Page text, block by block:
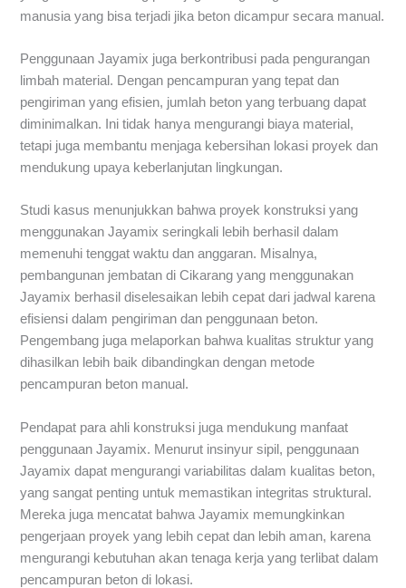
manusia yang bisa terjadi jika beton dicampur secara manual.
Penggunaan Jayamix juga berkontribusi pada pengurangan
limbah material. Dengan pencampuran yang tepat dan
pengiriman yang efisien, jumlah beton yang terbuang dapat
diminimalkan. Ini tidak hanya mengurangi biaya material,
tetapi juga membantu menjaga kebersihan lokasi proyek dan
mendukung upaya keberlanjutan lingkungan.
Studi kasus menunjukkan bahwa proyek konstruksi yang
menggunakan Jayamix seringkali lebih berhasil dalam
memenuhi tenggat waktu dan anggaran. Misalnya,
pembangunan jembatan di Cikarang yang menggunakan
Jayamix berhasil diselesaikan lebih cepat dari jadwal karena
efisiensi dalam pengiriman dan penggunaan beton.
Pengembang juga melaporkan bahwa kualitas struktur yang
dihasilkan lebih baik dibandingkan dengan metode
pencampuran beton manual.
Pendapat para ahli konstruksi juga mendukung manfaat
penggunaan Jayamix. Menurut insinyur sipil, penggunaan
Jayamix dapat mengurangi variabilitas dalam kualitas beton,
yang sangat penting untuk memastikan integritas struktural.
Mereka juga mencatat bahwa Jayamix memungkinkan
pengerjaan proyek yang lebih cepat dan lebih aman, karena
mengurangi kebutuhan akan tenaga kerja yang terlibat dalam
pencampuran beton di lokasi.